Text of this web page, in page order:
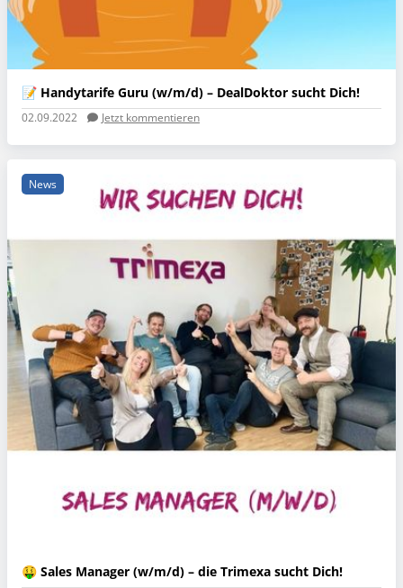
📝 Handytarife Guru (w/m/d) – DealDoktor sucht Dich!
02.09.2022 Jetzt kommentieren
News
🤑 Sales Manager (w/m/d) – die Trimexa sucht Dich!